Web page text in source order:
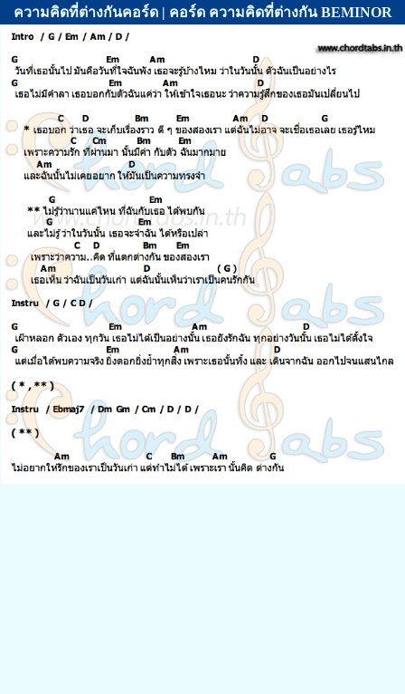
ความคิดที่ต่างกันคอร์ด | คอร์ด ความคิดที่ต่างกัน BEMINOR